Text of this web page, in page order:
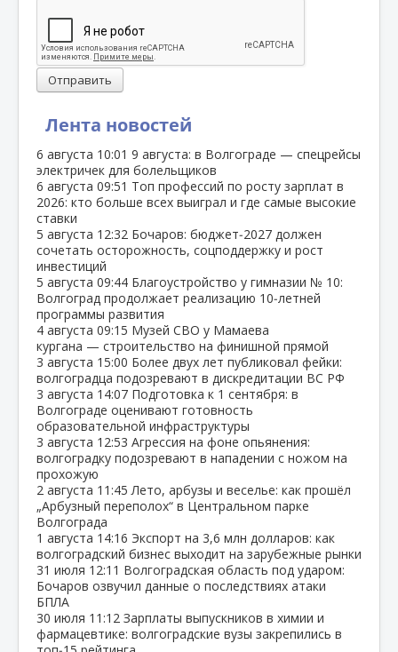
Лента новостей
6 августа 10:01 9 августа: в Волгограде — спецрейсы
электричек для болельщиков
6 августа 09:51 Топ профессий по росту зарплат в
2026: кто больше всех выиграл и где самые высокие
ставки
5 августа 12:32 Бочаров: бюджет‑2027 должен
сочетать осторожность, соцподдержку и рост
инвестиций
5 августа 09:44 Благоустройство у гимназии № 10:
Волгоград продолжает реализацию 10‑летней
программы развития
4 августа 09:15 Музей СВО у Мамаева
кургана — строительство на финишной прямой
3 августа 15:00 Более двух лет публиковал фейки:
волгоградца подозревают в дискредитации ВС РФ
3 августа 14:07 Подготовка к 1 сентября: в
Волгограде оценивают готовность
образовательной инфраструктуры
3 августа 12:53 Агрессия на фоне опьянения:
волгоградку подозревают в нападении с ножом на
прохожую
2 августа 11:45 Лето, арбузы и веселье: как прошёл
„Арбузный переполох“ в Центральном парке
Волгограда
1 августа 14:16 Экспорт на 3,6 млн долларов: как
волгоградский бизнес выходит на зарубежные рынки
31 июля 12:11 Волгоградская область под ударом:
Бочаров озвучил данные о последствиях атаки
БПЛА
30 июля 11:12 Зарплаты выпускников в химии и
фармацевтике: волгоградские вузы закрепились в
Отправить